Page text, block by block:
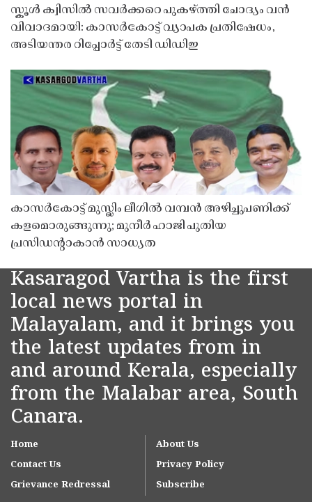
സ്കൂൾ ക്വിസിൽ സവർക്കറെ പുകഴ്ത്തി ചോദ്യം വൻ
വിവാദമായി: കാസർകോട്ട് വ്യാപക പ്രതിഷേധം,
അടിയന്തര റിപ്പോർട്ട് തേടി ഡിഡിഇ
കാസർകോട്ട് മുസ്ലിം ലീഗിൽ വമ്പൻ അഴിച്ചുപണിക്ക്
കളമൊരുങ്ങുന്നു; മുനീർ ഹാജി പുതിയ
പ്രസിഡൻ്റാകാൻ സാധ്യത
Kasaragod Vartha is the first
local news portal in
Malayalam, and it brings you
the latest updates from in
and around Kerala, especially
from the Malabar area, South
Canara.
Home
About Us
Contact Us
Privacy Policy
Grievance Redressal
Subscribe